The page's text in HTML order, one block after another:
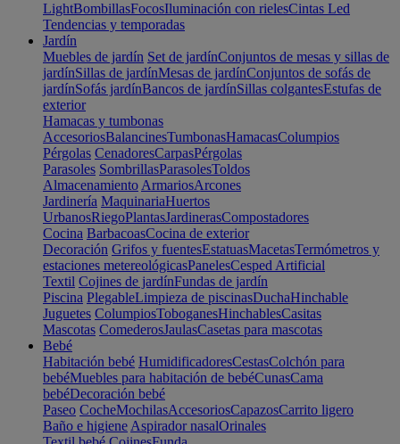
LightBombillasFocosIluminación con rielesCintas Led
Tendencias y temporadas
Jardín
Muebles de jardín Set de jardínConjuntos de mesas y sillas de
jardínSillas de jardínMesas de jardínConjuntos de sofás de
jardínSofás jardínBancos de jardínSillas colgantesEstufas de
exterior
Hamacas y tumbonas
AccesoriosBalancinesTumbonasHamacasColumpios
Pérgolas CenadoresCarpasPérgolas
Parasoles SombrillasParasolesToldos
Almacenamiento ArmariosArcones
Jardinería MaquinariaHuertos
UrbanosRiegoPlantasJardinerasCompostadores
Cocina BarbacoasCocina de exterior
Decoración Grifos y fuentesEstatuasMacetasTermómetros y
estaciones metereológicasPanelesCesped Artificial
Textil Cojines de jardínFundas de jardín
Piscina PlegableLimpieza de piscinasDuchaHinchable
Juguetes ColumpiosToboganesHinchablesCasitas
Mascotas ComederosJaulasCasetas para mascotas
Bebé
Habitación bebé HumidificadoresCestasColchón para
bebéMuebles para habitación de bebéCunasCama
bebéDecoración bebé
Paseo CocheMochilasAccesoriosCapazosCarrito ligero
Baño e higiene Aspirador nasalOrinales